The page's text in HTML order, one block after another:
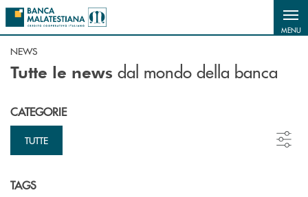
Salta al contenuto principale
MENU
NEWS
Tutte le news dal mondo della banca
CATEGORIE
TUTTE
TAGS